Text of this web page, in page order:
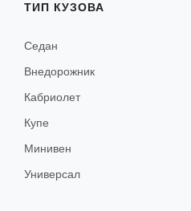
ТИП КУЗОВА
Седан
Внедорожник
Кабриолет
Купе
Минивен
Универсал